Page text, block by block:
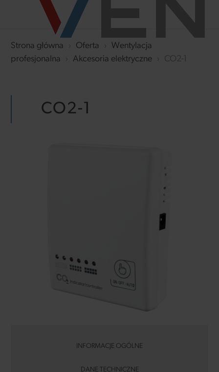
Strona główna › Oferta ›
Wentylacja
profesjonalna
› Akcesoria elektryczne › CO2-1
CO2-1
INFORMACJE OGÓLNE
DANE TECHNICZNE